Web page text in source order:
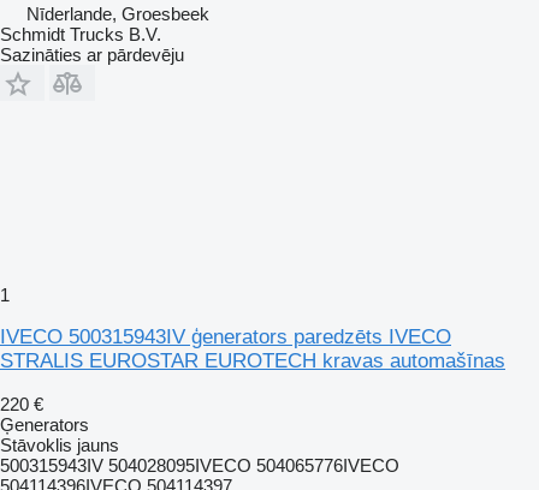
Nīderlande, Groesbeek
Schmidt Trucks B.V.
Sazināties ar pārdevēju
1
IVECO 500315943IV ģenerators paredzēts IVECO
STRALIS EUROSTAR EUROTECH kravas automašīnas
220 €
Ģenerators
Stāvoklis jauns
500315943IV 504028095IVECO 504065776IVECO
504114396IVECO 504114397